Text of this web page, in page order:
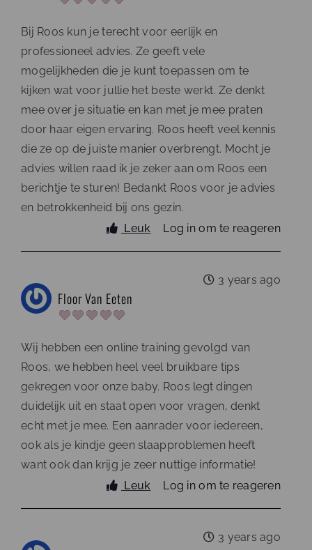
Bij Roos kun je terecht voor eerlijk en
professioneel advies. Ze geeft vele
mogelijkheden die je kunt toepassen om te
kijken wat voor jullie het beste werkt. Ze denkt
mee over je situatie en kan met je mee praten
door haar eigen ervaring. Roos heeft veel kennis
die ze op de juiste manier overbrengt. Mocht je
advies willen raad ik je zeker aan om Roos een
berichtje te sturen! Bedankt Roos voor je advies
en betrokkenheid bij ons gezin.
Leuk
Log in om te reageren
Floor Van Eeten
3 years ago
Wij hebben een online training gevolgd van
Roos, we hebben heel veel bruikbare tips
gekregen voor onze baby. Roos legt dingen
duidelijk uit en staat open voor vragen, denkt
echt met je mee. Een aanrader voor iedereen,
ook als je kindje geen slaapproblemen heeft
want ook dan krijg je zeer nuttige informatie!
Leuk
Log in om te reageren
3 years ago